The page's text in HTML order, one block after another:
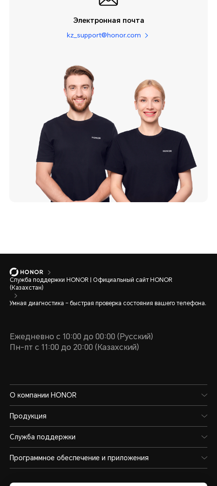
Электронная почта
kz_support@honor.com
Служба поддержки HONOR | Официальный сайт HONOR
(Казахстан)
Умная диагностика – быстрая проверка состояния вашего телефона.
Ежедневно с 10:00 до 00:00 (Русский)
Пн-пт с 11:00 до 20:00 (Казахский)
О компании HONOR
Продукция
Служба поддержки
Программное обеспечение и приложения